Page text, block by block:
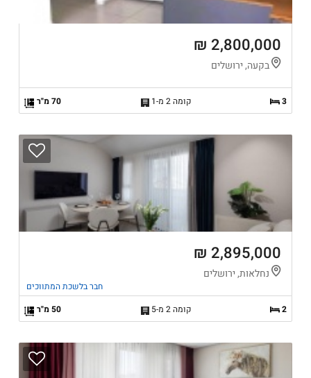
2,800,000 ₪
בקעה, ירושלים
3 קומה 2 מ-1 70 מ"ר
2,895,000 ₪
נחלאות, ירושלים
חבר בלשכת המתווכים
2
קומה 2 מ-5 50 מ"ר